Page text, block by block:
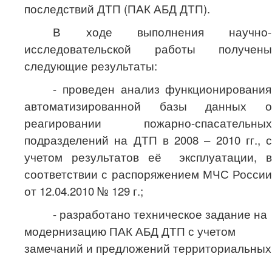
последствий ДТП (ПАК АБД ДТП).
В ходе выполнения научно-
исследовательской работы получены
следующие результаты:
- проведен анализ функционирования
автоматизированной базы данных о
реагировании пожарно-спасательных
подразделений на ДТП в 2008 – 2010 гг., с
учетом результатов её эксплуатации, в
соответствии с распоряжением МЧС России
от 12.04.2010 № 129 г.;
- разработано техническое задание на
модернизацию ПАК АБД ДТП с учетом
замечаний и предложений территориальных